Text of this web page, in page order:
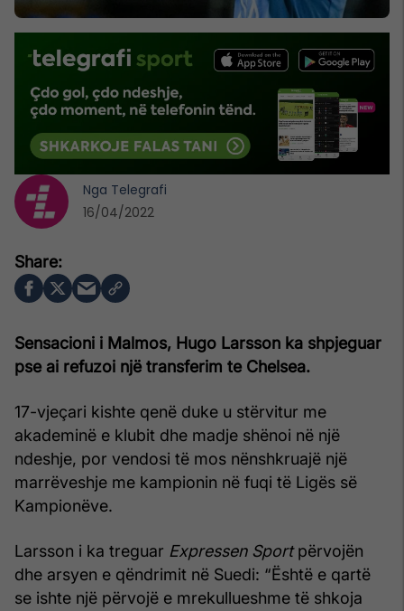
Sensacioni i Malmos, Hugo Larsson ka shpjeguar
pse ai refuzoi një transferim te Chelsea.
17-vjeçari kishte qenë duke u stërvitur me
akademinë e klubit dhe madje shënoi në një
ndeshje, por vendosi të mos nënshkruajë një
marrëveshje me kampionin në fuqi të Ligës së
Kampionëve.
Larsson i ka treguar Expressen Sportpërvojën
dhe arsyen e qëndrimit në Suedi: “Është e qartë
se ishte një përvojë e mrekullueshme të shkoja
Nga Telegrafi
16/04/2022